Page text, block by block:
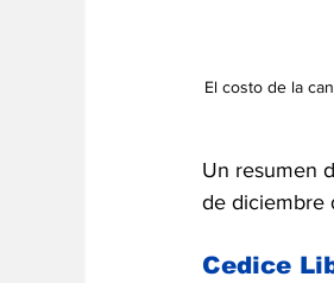
El costo de la
Un resumen
de diciembre
Cedice